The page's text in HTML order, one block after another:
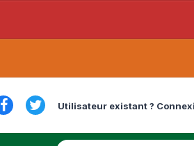
Utilisateur existant ?